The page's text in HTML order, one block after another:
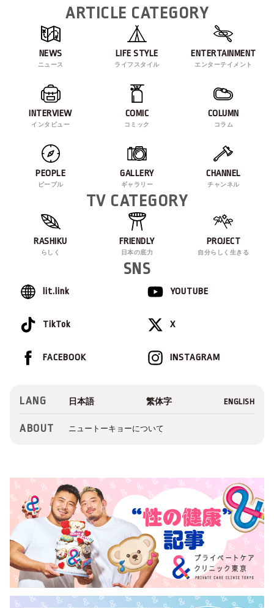
ARTICLE CATEGORY
NEWS
ニュース
LIFE STYLE
ライフスタイル
ENTERTAINMENT
エンターテイメント
INTERVIEW
インタビュー
COMIC
コミック
COLUMN
コラム
PEOPLE
ピープル
GALLERY
ギャラリー
CHANNEL
チャンネル
TV CATEGORY
RASHIKU
らしく
FRIENDLY
日本の底力
PROJECT
自分らしく生きる
SNS
lit.link YOUTUBE
TikTok X
INSTAGRAM
FACEBOOK
LANG
ABOUT ニュートーキョーについて